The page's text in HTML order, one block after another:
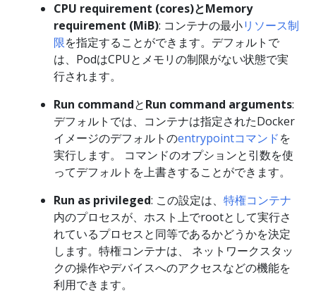
CPU requirement (cores)とMemory
requirement (MiB): コンテナの最小リソース制
限を指定することができます。デフォルトで
は、PodはCPUとメモリの制限がない状態で実
行されます。
Run commandとRun command arguments:
デフォルトでは、コンテナは指定されたDocker
イメージのデフォルトのentrypointコマンドを
実行します。 コマンドのオプションと引数を使
ってデフォルトを上書きすることができます。
Run as privileged: この設定は、 特権コンテナ
内のプロセスが、ホスト上でrootとして実行さ
れているプロセスと同等であるかどうかを決定
します。特権コンテナは、 ネットワークスタッ
クの操作やデバイスへのアクセスなどの機能を
利用できます。